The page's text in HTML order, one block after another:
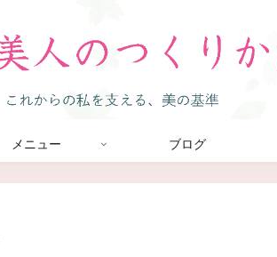
メニュー ブログ